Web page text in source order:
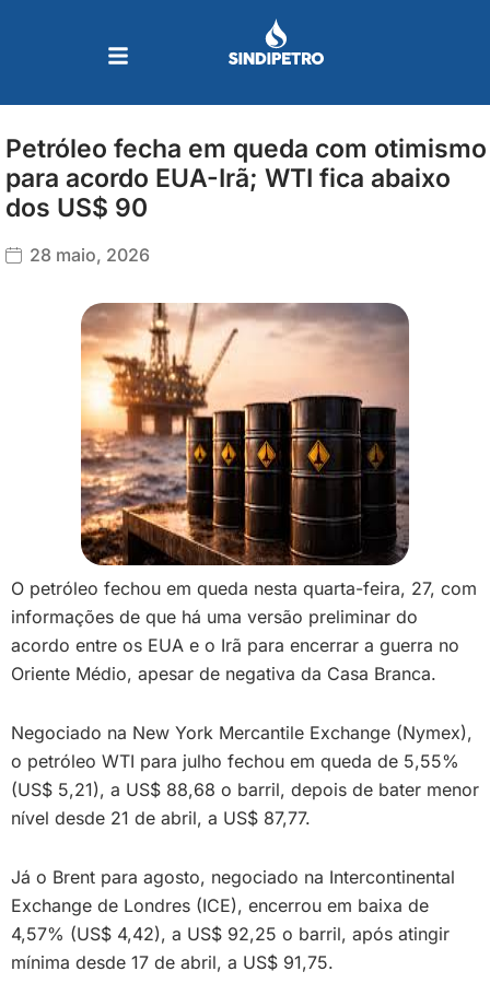
Petróleo fecha em queda com otimismo
para acordo EUA-Irã; WTI fica abaixo
dos US$ 90
28 maio, 2026
O petróleo fechou em queda nesta quarta-feira, 27, com
informações de que há uma versão preliminar do
acordo entre os EUA e o Irã para encerrar a guerra no
Oriente Médio, apesar de negativa da Casa Branca.
Negociado na New York Mercantile Exchange (Nymex),
o petróleo WTI para julho fechou em queda de 5,55%
(US$ 5,21), a US$ 88,68 o barril, depois de bater menor
nível desde 21 de abril, a US$ 87,77.
Já o Brent para agosto, negociado na Intercontinental
Exchange de Londres (ICE), encerrou em baixa de
4,57% (US$ 4,42), a US$ 92,25 o barril, após atingir
mínima desde 17 de abril, a US$ 91,75.